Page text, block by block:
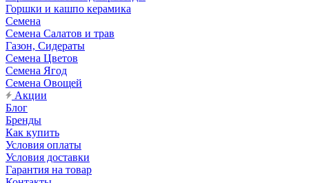
Горшки и кашпо керамика
Семена
Семена Салатов и трав
Газон, Сидераты
Семена Цветов
Семена Ягод
Семена Овощей
Акции
Блог
Бренды
Как купить
Условия оплаты
Условия доставки
Гарантия на товар